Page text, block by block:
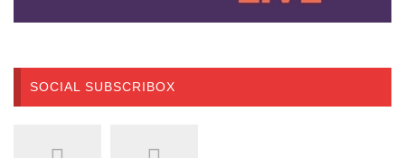
SOCIAL SUBSCRIBOX